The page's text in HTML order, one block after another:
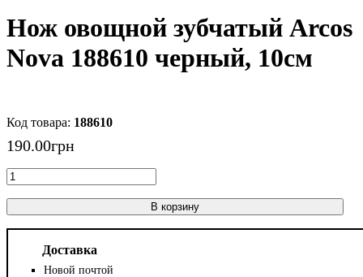
Нож овощной зубчатый Arcos
Nova 188610 черный, 10см
188610
190.00грн
В корзину
Доставка
Новой почтой